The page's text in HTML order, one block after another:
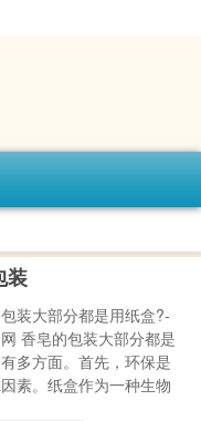
装
装大部分都是用纸盒?-
香皂的包装大部分都是
多方面。首先，环保是
素。纸盒作为一种生物